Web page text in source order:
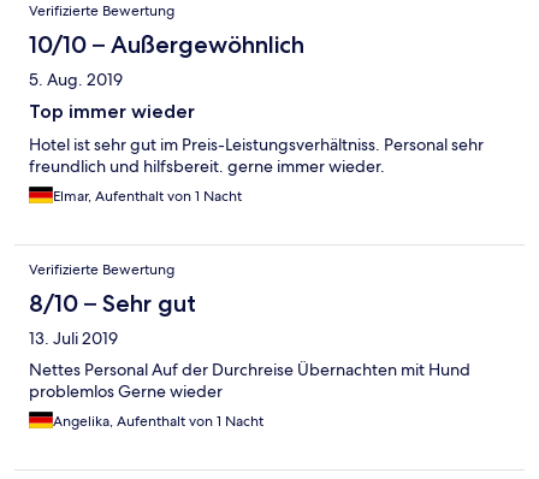
Verifizierte Bewertung
10/10 – Außergewöhnlich
5. Aug. 2019
Top immer wieder
Hotel ist sehr gut im Preis-Leistungsverhältniss. Personal sehr
freundlich und hilfsbereit. gerne immer wieder.
Elmar, Aufenthalt von 1 Nacht
Verifizierte Bewertung
8/10 – Sehr gut
13. Juli 2019
Nettes Personal Auf der Durchreise Übernachten mit Hund
problemlos Gerne wieder
Angelika, Aufenthalt von 1 Nacht